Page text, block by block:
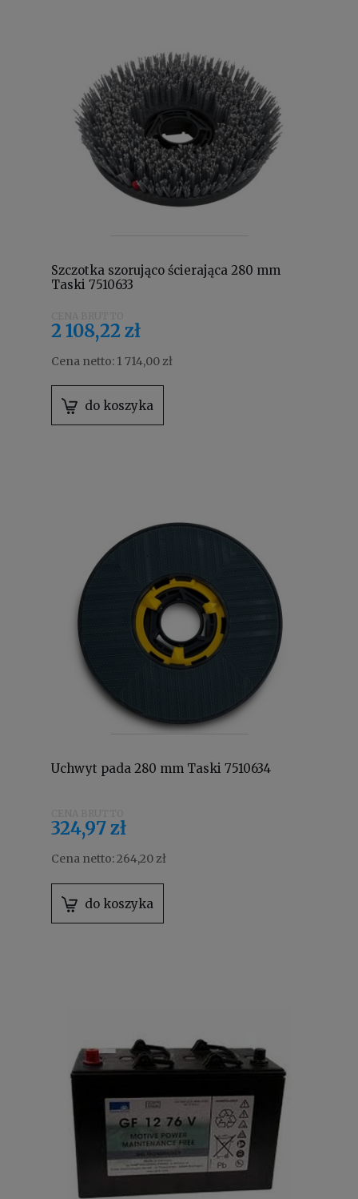
Szczotka szorująco ścierająca 280 mm
Taski 7510633
2 108,22 zł
Cena netto: 1 714,00 zł
do koszyka
Uchwyt pada 280 mm Taski 7510634
324,97 zł
Cena netto:264,20 zł
do koszyka